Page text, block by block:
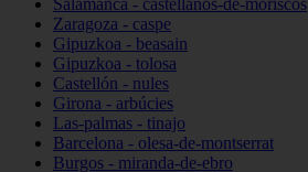
Salamanca - castellanos-de-moriscos
Zaragoza - caspe
Gipuzkoa - beasain
Gipuzkoa - tolosa
Castellón - nules
Girona - arbúcies
Las-palmas - tinajo
Barcelona - olesa-de-montserrat
Burgos - miranda-de-ebro